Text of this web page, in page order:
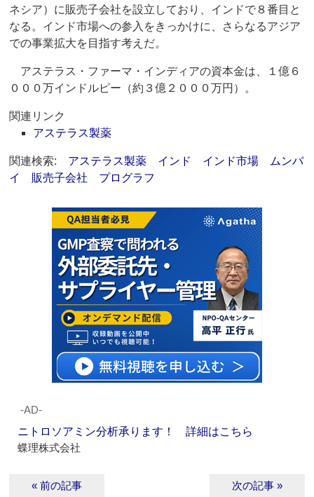
ネシア）に販売子会社を設立しており、インドで８番目と
なる。インド市場への参入をきっかけに、さらなるアジア
での事業拡大を目指す考えだ。
アステラス・ファーマ・インディアの資本金は、１億６
０００万インドルピー（約３億２０００万円）。
関連リンク
アステラス製薬
関連検索: アステラス製薬 インド インド市場
ムンバ
イ
販売子会社 プログラフ
‐AD‐
ニトロソアミン分析承ります！ 詳細はこちら
蝶理株式会社
« 前の記事 次の記事 »